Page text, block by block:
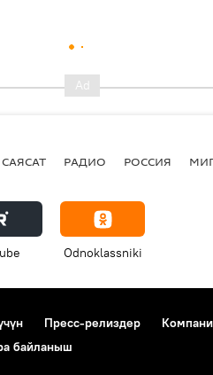
САЯСАТ РАДИО РОССИЯ
Odnoklassniki
Пресс-релиздер
байланыш